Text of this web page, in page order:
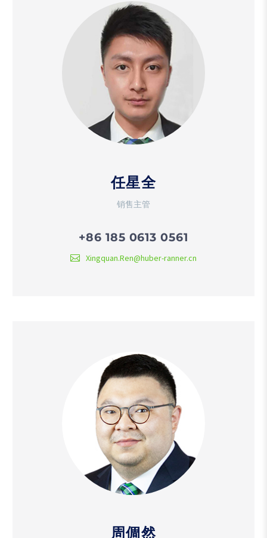
任星全
销售主管
+86 185 0613 0561
Xingquan.Ren@huber-ranner.cn
周倜然